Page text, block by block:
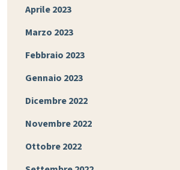
Aprile 2023
Marzo 2023
Febbraio 2023
Gennaio 2023
Dicembre 2022
Novembre 2022
Ottobre 2022